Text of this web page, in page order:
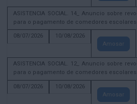
ASISTENCIA SOCIAL. 14_ Anuncio sobre
para o pagamento de comedores escolares
08/07/2026
10/08/2026
Amosar
ASISTENCIA SOCIAL. 12_ Anuncio sobre
para o pagamento de comedores escolares
08/07/2026
10/08/2026
Amosar